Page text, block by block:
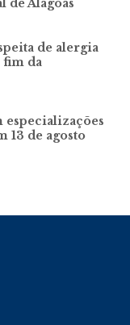
Alagoas
de alergia
fim da
especializações
13 de agosto